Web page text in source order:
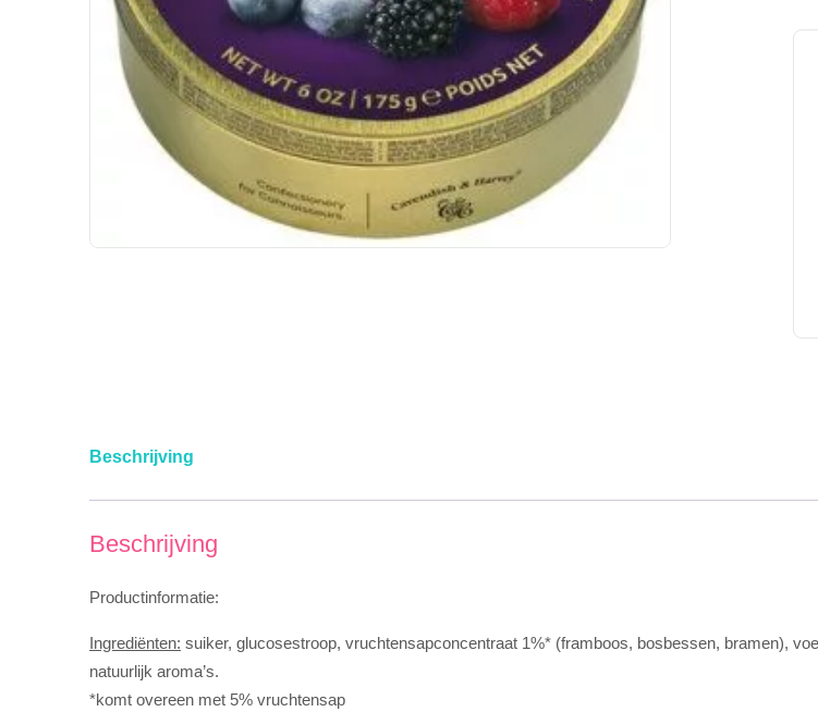
Beschrijving
Beschrijving
Productinformatie:
Ingrediënten: suiker, glucosestroop, vruchtensapconcentraat 1%* (framboos, bosbessen, bramen),
natuurlijk aroma’s.
*komt overeen met 5% vruchtensap